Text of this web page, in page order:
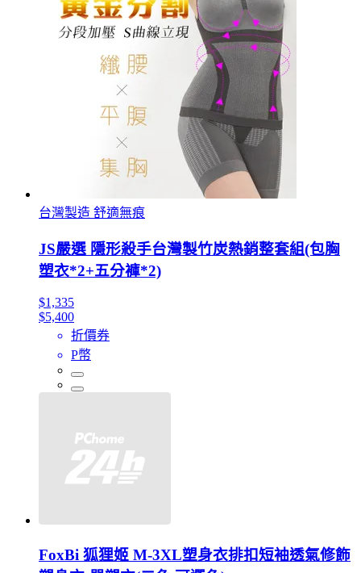
台灣製造 舒適無痕
JS嚴選 隱形殺手台灣製竹炭熱銷整套組(包胸
塑衣*2+五分褲*2)
$1,335
$5,400
折價券
P幣
FoxBi 狐狸姬 M-3XL塑身衣排扣短袖透氣修飾